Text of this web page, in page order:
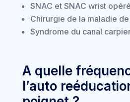
SNAC et SNAC wrist
Chirurgie de la maladie
Syndrome du canal
A quelle
l’auto